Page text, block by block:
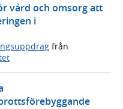
vård och omsorg att
i
från